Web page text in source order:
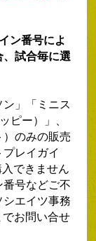
ン番号によ
試合毎に選
」「ミニス
ピー）」、
のみの販売
レイガイ
できません
号などご不
エイツ事務
お問い合せ